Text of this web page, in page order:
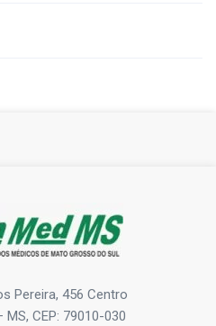
Pereira, 456 Centro
CEP: 79010-030